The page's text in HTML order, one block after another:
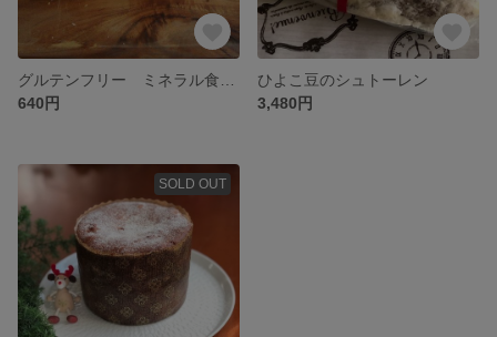
640円
ひよこ豆のシュトーレン
3,480円
SOLD OUT